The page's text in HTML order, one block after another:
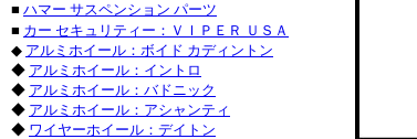
■ ハマー サスペンション パーツ
■ カー セキュリティー：ＶＩＰＥＲ ＵＳＡ
◆ アルミホイール：ボイド カディントン
◆ アルミホイール：イントロ
◆ アルミホイール：バドニック
◆ アルミホイール：アシャンティ
◆ ワイヤーホイール：デイトン